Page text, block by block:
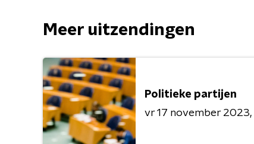
Meer uitzendingen
Politieke partijen
vr 17 november 2023